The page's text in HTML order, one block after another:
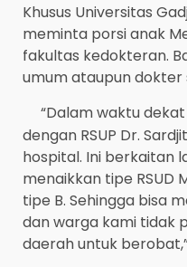
Khusus Universitas
meminta porsi anak
fakultas kedokteran.
umum ataupun dokter
“Dalam waktu
dengan RSUP Dr.
hospital. Ini berkaitan
menaikkan tipe RSUD
tipe B. Sehingga bisa
dan warga kami tidak
daerah untuk